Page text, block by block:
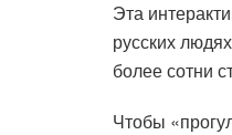
Эта
русских
более сотни
Чтобы